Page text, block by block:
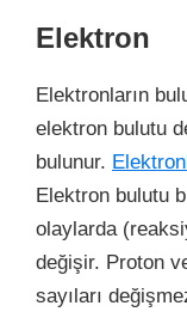
Elektron
Elektronların
elektron bulutu
bulunur.
Elektron bulutu
olaylarda
değişir. Proton
sayıları